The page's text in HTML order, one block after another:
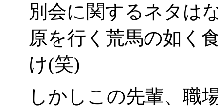
別会に関するネタは
原を行く荒馬の如く
け(笑)
しかしこの先輩、職